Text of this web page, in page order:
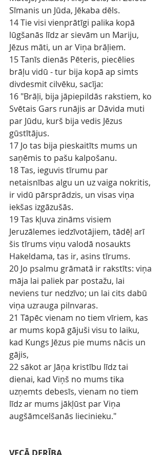
Sīmanis un Jūda, Jēkaba dēls.
14 Tie visi vienprātīgi palika kopā
lūgšanās līdz ar sievām un Mariju,
Jēzus māti, un ar Viņa brāļiem.
15 Tanīs dienās Pēteris, piecēlies
brāļu vidū - tur bija kopā ap simts
divdesmit cilvēku, sacīja:
16 "Brāļi, bija jāpiepildās rakstiem, ko
Svētais Gars runājis ar Dāvida muti
par Jūdu, kurš bija vedis Jēzus
gūstītājus.
17 Jo tas bija pieskaitīts mums un
saņēmis to pašu kalpošanu.
18 Tas, ieguvis tīrumu par
netaisnības algu un uz vaiga nokritis,
ir vidū pārsprādzis, un visas viņa
iekšas izgāzušās.
19 Tas kļuva zināms visiem
Jeruzālemes iedzīvotājiem, tādēļ arī
šis tīrums viņu valodā nosaukts
Hakeldama, tas ir, asins tīrums.
20 Jo psalmu grāmatā ir rakstīts: viņa
māja lai paliek par postažu, lai
neviens tur nedzīvo; un lai cits dabū
viņa uzrauga pilnvaras.
21 Tāpēc vienam no tiem vīriem, kas
ar mums kopā gājuši visu to laiku,
kad Kungs Jēzus pie mums nācis un
gājis,
22 sākot ar Jāņa kristību līdz tai
dienai, kad Viņš no mums tika
uzņemts debesīs, vienam no tiem
līdz ar mums jākļūst par Viņa
augšāmcelšanās liecinieku."